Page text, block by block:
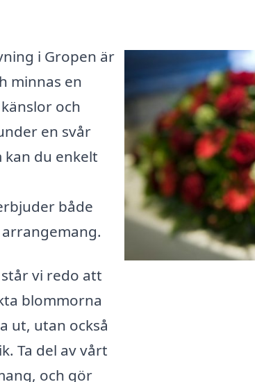
i Gropen är
minnas en
och
en svår
du enkelt
både
vi redo att
blommorna
ut, utan också
Ta del av vårt
och gör